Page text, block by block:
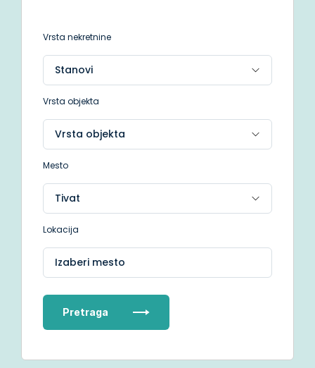
Vrsta nekretnine
Vrsta objekta
Mesto
Lokacija
Izaberi mesto
Pretraga